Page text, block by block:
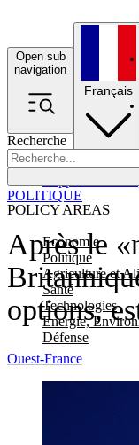
Open sub
navigation
Recherche
POLICY AREAS
Economie
Politique
Agriculture et
Santé
Technologies
Energie,
Défense
Français
Après le
options,
POLITIQUE
Ouest-France